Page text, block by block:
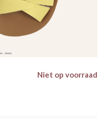
Niet op voorraad